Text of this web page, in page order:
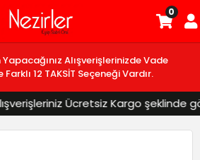
Alışverişlerinizde Vade
Farklı 12 TAKSİT Seçeneği Vardır.
Ücretsiz Kargo şeklinde
0